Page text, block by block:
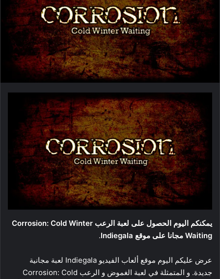
يمكنكم اليوم الحصول على لعبة الرعب Corrosion: Cold Winter
Waiting مجانا على موقع Indiegala
.
عرض عليكم اليوم موقع ألعاب الفيديو Indiegala لعبة مجانية
جديدة. و المتمثلة في لعبة الغموض و الرعب Corrosion: Cold